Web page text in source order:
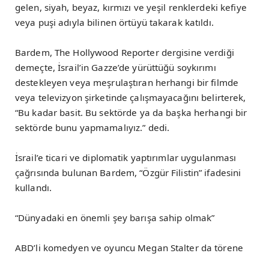
gelen, siyah, beyaz, kırmızı ve yeşil renklerdeki kefiye
veya puşi adıyla bilinen örtüyü takarak katıldı.
Bardem, The Hollywood Reporter dergisine verdiği
demeçte, İsrail’in Gazze’de yürüttüğü soykırımı
destekleyen veya meşrulaştıran herhangi bir filmde
veya televizyon şirketinde çalışmayacağını belirterek,
“Bu kadar basit. Bu sektörde ya da başka herhangi bir
sektörde bunu yapmamalıyız.” dedi.
İsrail’e ticari ve diplomatik yaptırımlar uygulanması
çağrısında bulunan Bardem, “Özgür Filistin” ifadesini
kullandı.
“Dünyadaki en önemli şey barışa sahip olmak”
ABD’li komedyen ve oyuncu Megan Stalter da törene